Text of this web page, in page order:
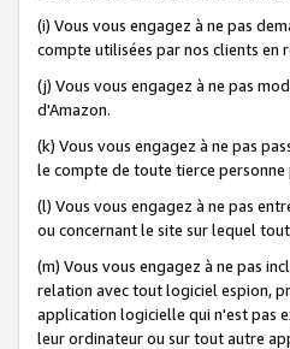
(i) Vous vous engagez à ne pas
compte utilisées par nos clients en
(j) Vous vous engagez à ne pas
d'Amazon.
(k) Vous vous engagez à ne pas
le compte de toute tierce
(l) Vous vous engagez à ne pas
ou concernant le site sur lequel
(m) Vous vous engagez à ne pas
relation avec tout logiciel espion,
application logicielle qui n'est pas
leur ordinateur ou sur tout autre